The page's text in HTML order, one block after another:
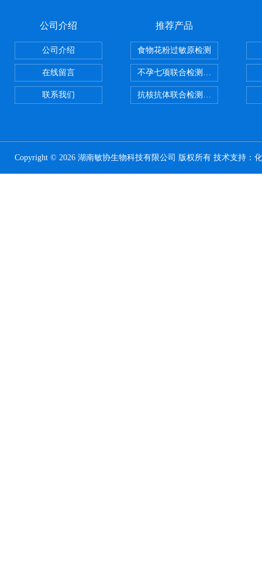
公司介绍
公司介绍
在线留言
联系我们
推荐产品
食物花粉过敏原检测
不孕七项联合检测试剂盒
抗核抗体联合检测试剂盒
Copyright © 2026 湖南敏协生物科技有限公司 版权所有 技术支持：